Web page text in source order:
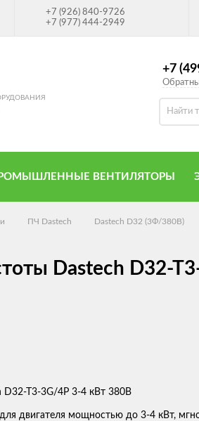
+7 (926) 840-9726
+7 (977) 444-2949
+7
ВЕНТИЛЯТОРЫ
ПЧ Dastech Dastech D32 (3Ф/380В)
Dastech D32-
двигателя мощностью до 3-4 кВт,